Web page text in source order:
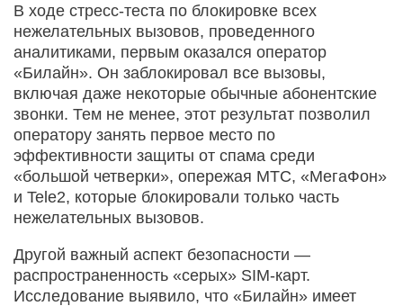
В ходе стресс-теста по блокировке всех
нежелательных вызовов, проведенного
аналитиками, первым оказался оператор
«Билайн». Он заблокировал все вызовы,
включая даже некоторые обычные абонентские
звонки. Тем не менее, этот результат позволил
оператору занять первое место по
эффективности защиты от спама среди
«большой четверки», опережая МТС, «МегаФон»
и Tele2, которые блокировали только часть
нежелательных вызовов.
Другой важный аспект безопасности —
распространенность «серых» SIM-карт.
Исследование выявило, что «Билайн» имеет